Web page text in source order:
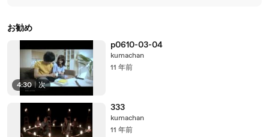
お勧め
4:30 | 次
p0610-03-04
kumachan
11 年前
333
kumachan
11 年前